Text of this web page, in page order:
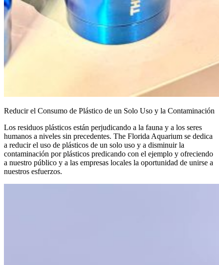
Reducir el Consumo de Plástico de un Solo Uso y la Contaminación
Los residuos plásticos están perjudicando a la fauna y a los seres
humanos a niveles sin precedentes. The Florida Aquarium se dedica
a reducir el uso de plásticos de un solo uso y a disminuir la
contaminación por plásticos predicando con el ejemplo y ofreciendo
a nuestro público y a las empresas locales la oportunidad de unirse a
nuestros esfuerzos.